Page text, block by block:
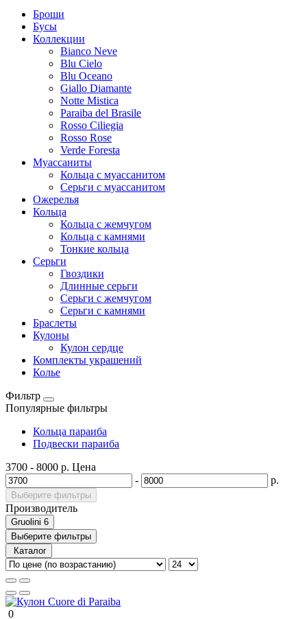
Броши
Бусы
Коллекции
Bianco Neve
Blu Cielo
Blu Oceano
Giallo Diamante
Notte Mistica
Paraiba del Brasile
Rosso Ciliegia
Rosso Rose
Verde Foresta
Муассаниты
Кольца c муассанитом
Серьги c муассанитом
Ожерелья
Кольца
Кольца с жемчугом
Кольца с камнями
Тонкие кольца
Серьги
Гвоздики
Длинные серьги
Серьги с жемчугом
Серьги с камнями
Браслеты
Кулоны
Кулон сердце
Комплекты украшений
Колье
Фильтр
Популярные фильтры
Кольца параиба
Подвески параиба
3700 - 8000 р. Цена
-
р.
Выберите фильтры
Производитель
Gruolini 6
Выберите фильтры
Каталог
0